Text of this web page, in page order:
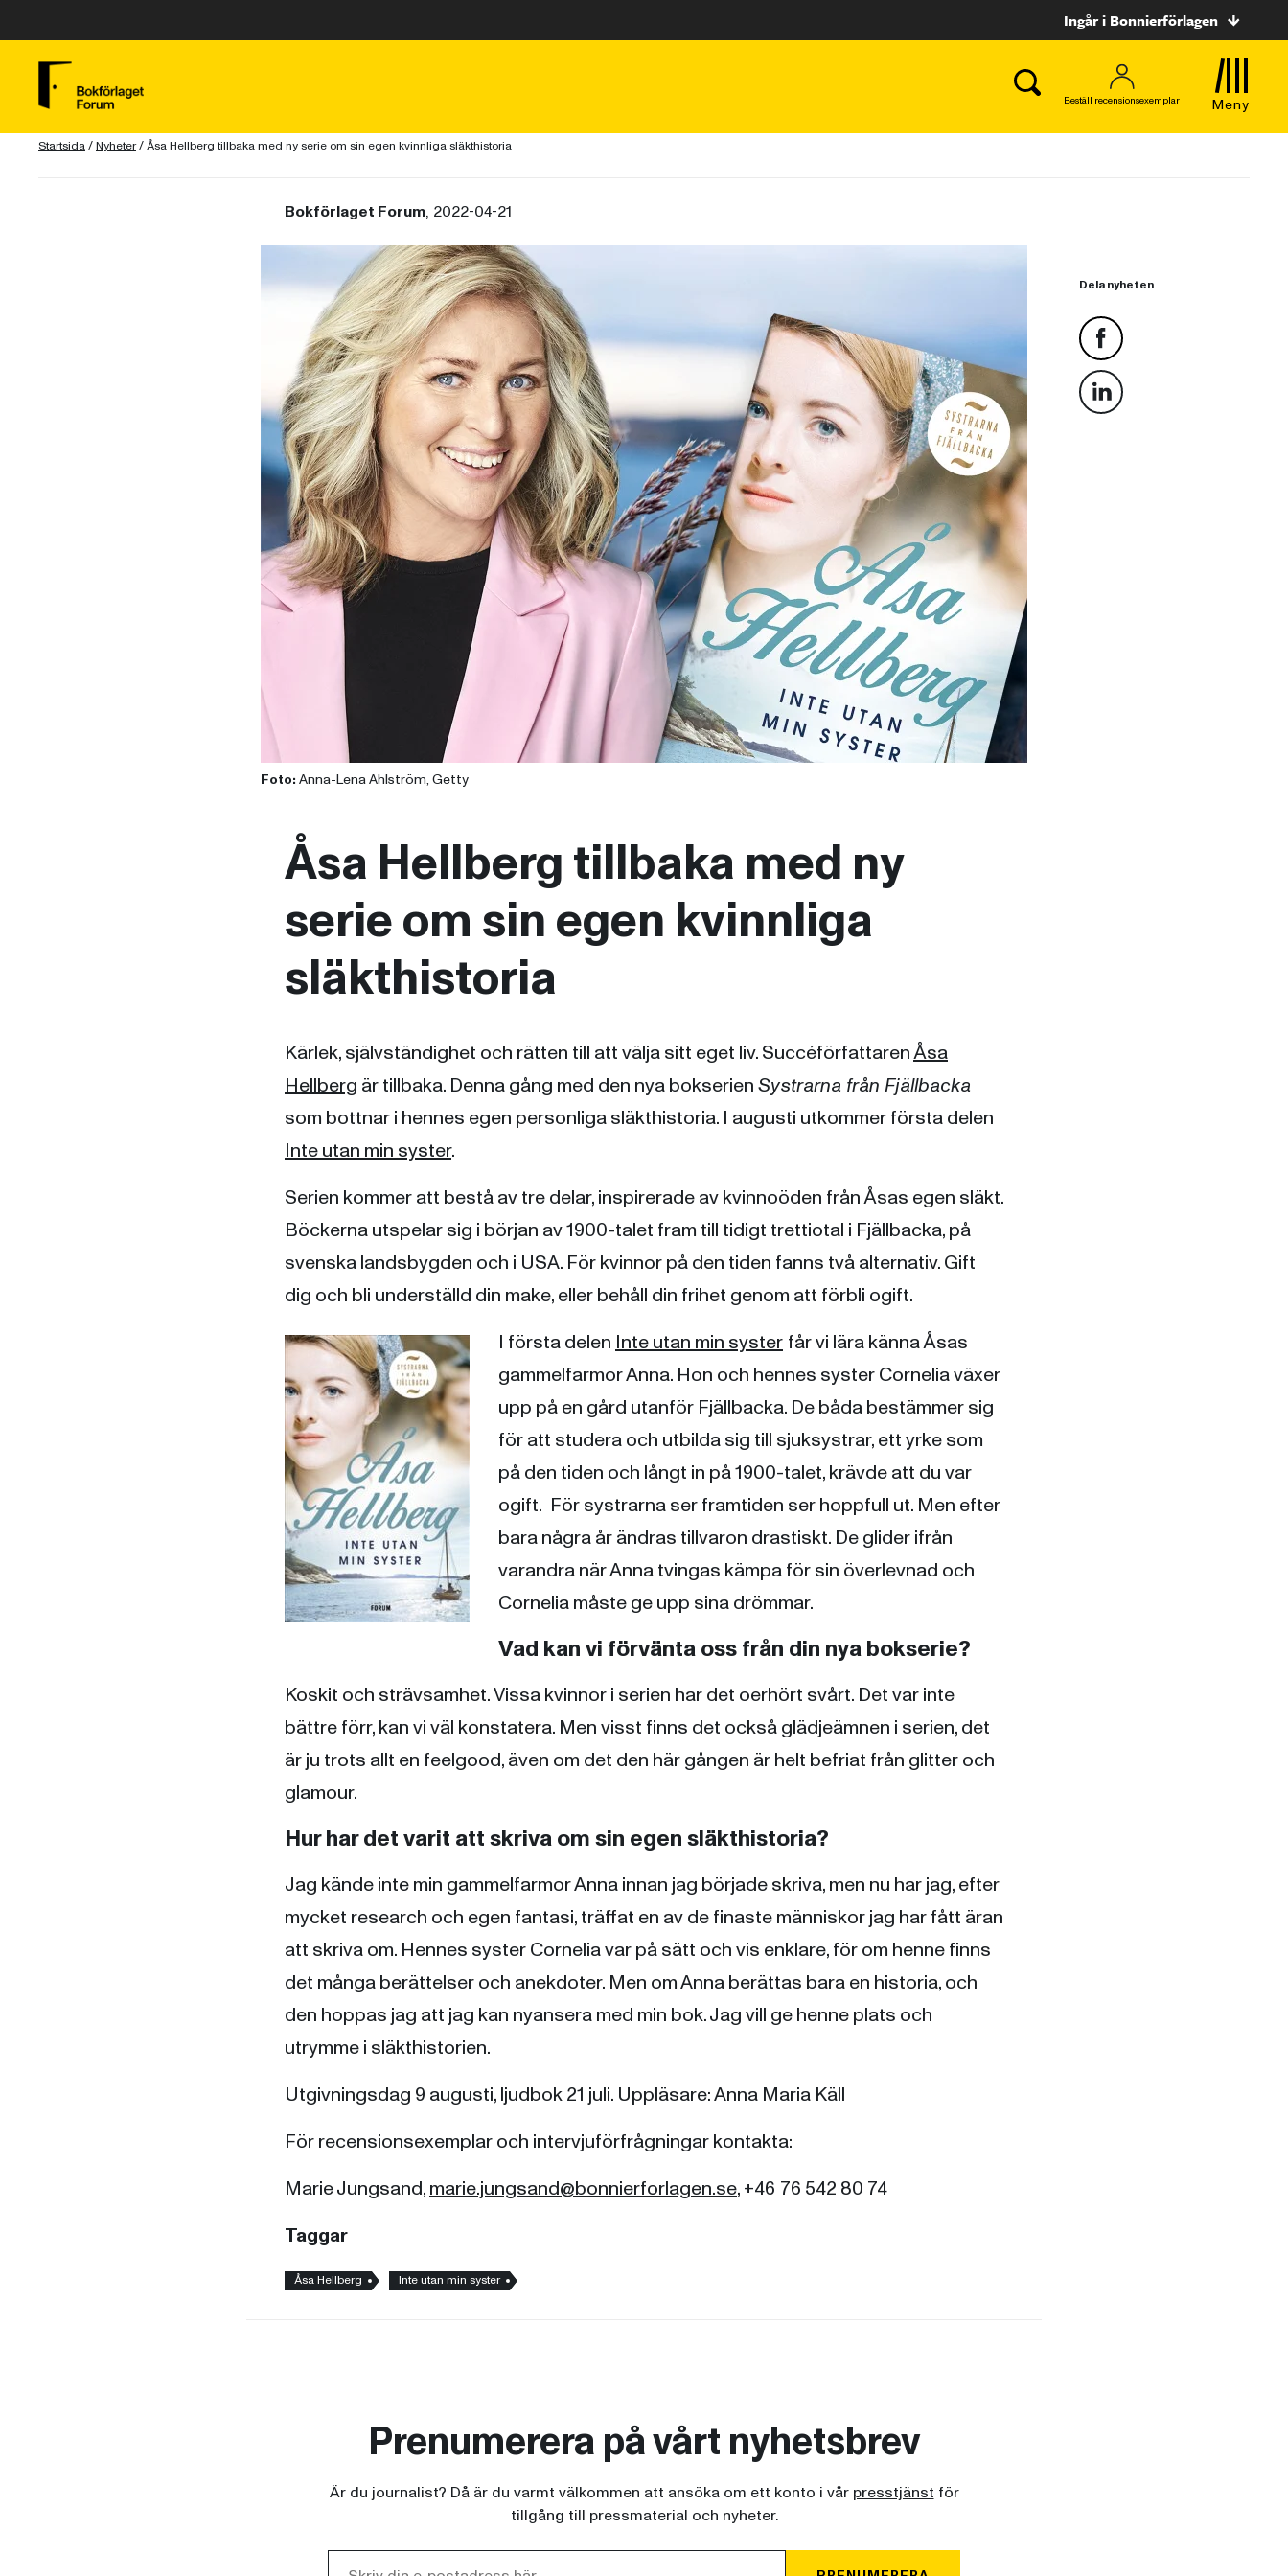
Ingår i Bonnierförlagen
Beställ recensionsexemplar Meny
Startsida/Nyheter/Åsa Hellberg tillbaka med ny serie om sin egen kvinnliga släkthistoria
Bokförlaget Forum, 2022-04-21
Foto: Anna-Lena Ahlström, Getty
Dela nyheten
Åsa Hellberg tillbaka med ny
serie om sin egen kvinnliga
släkthistoria
Kärlek, självständighet och rätten till att välja sitt eget liv. SuccéförfattarenÅsa
Hellberg är tillbaka. Denna gång med den nya bokserienSystrarna från Fjällbacka
som bottnar i hennes egen personliga släkthistoria. I augusti utkommer första delen
Inte utan min syster.
Serien kommer att bestå av tre delar, inspirerade av kvinnoöden från Åsas egen släkt.
Böckerna utspelar sig i början av 1900-talet fram till tidigt trettiotal i Fjällbacka, på
svenska landsbygden och i USA. För kvinnor på den tiden fanns två alternativ. Gift
dig och bli underställd din make, eller behåll din frihet genom att förbli ogift.
I första delenInte utan min syster får vi lära känna Åsas
gammelfarmor Anna. Hon och hennes syster Cornelia växer
upp på en gård utanför Fjällbacka. De båda bestämmer sig
för att studera och utbilda sig till sjuksystrar, ett yrke som
på den tiden och långt in på 1900-talet, krävde att du var
ogift. För systrarna ser framtiden ser hoppfull ut. Men efter
bara några år ändras tillvaron drastiskt. De glider ifrån
varandra när Anna tvingas kämpa för sin överlevnad och
Cornelia måste ge upp sina drömmar.
Vad kan vi förvänta oss från din nya bokserie?
Koskit och strävsamhet. Vissa kvinnor i serien har det oerhört svårt. Det var inte
bättre förr, kan vi väl konstatera. Men visst finns det också glädjeämnen i serien, det
är ju trots allt en feelgood, även om det den här gången är helt befriat från glitter och
glamour.
Hur har det varit att skriva om sin egen släkthistoria?
Jag kände inte min gammelfarmor Anna innan jag började skriva, men nu har jag, efter
mycket research och egen fantasi, träffat en av de finaste människor jag har fått äran
att skriva om. Hennes syster Cornelia var på sätt och vis enklare, för om henne finns
det många berättelser och anekdoter. Men om Anna berättas bara en historia, och
den hoppas jag att jag kan nyansera med min bok. Jag vill ge henne plats och
utrymme i släkthistorien.
Utgivningsdag 9 augusti, ljudbok 21 juli. Uppläsare: Anna Maria Käll
För recensionsexemplar och intervjuförfrågningar kontakta:
Marie Jungsand,marie.jungsand@bonnierforlagen.se, +46 76 542 80 74
Taggar
Åsa Hellberg Inte utan min syster
Prenumerera på vårt nyhetsbrev
Är du journalist? Då är du varmt välkommen att ansöka om ett konto i vår presstjänst för
tillgång till pressmaterial och nyheter.